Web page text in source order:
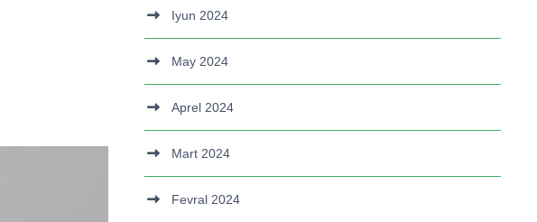
Iyun 2024
May 2024
Aprel 2024
Mart 2024
Fevral 2024